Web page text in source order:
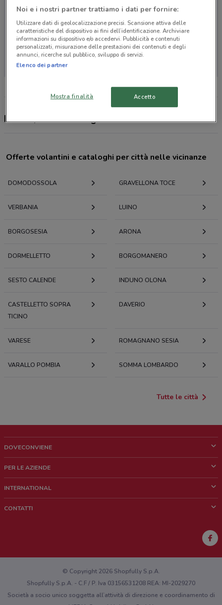
Non ci sono negozi nelle vicinanze
Notino, offerte e negozi
Offerte volantini e cataloghi per città nelle vicinanze
DOMODOSSOLA GRAVELLONA TOCE
VERBANIA LUINO
BORGOSESIA ARONA
DORMELLETTO BORGOMANERO
SESTO CALENDE INDUNO OLONA
CASTELLETTO SOPRA
TICINO
DAVERIO
VARESE ROMAGNANO SESIA
VARALLO POMBIA SOMMA LOMBARDO
Tutte le città
DOVECONVIENE
Chi siamo
Lavora con noi
PER LE AZIENDE
Richieste commerciali e marketing
INTERNATIONAL
CONTATTI
Hai un malfunzionamento sul web o sull'app?
© Copyright 2026 Shopfully S.p.A.
Shopfully S.p.A. - C.F / P. Iva 03156531208 REA: MI-2029270
Società a socio unico soggetta all’attività di direzione e coordinamento di
Noi e i nostri partner trattiamo i dati per fornire:
Utilizzare dati di geolocalizzazione precisi. Scansione attiva delle
caratteristiche del dispositivo ai fini dell’identificazione. Archiviare
informazioni su dispositivo e/o accedervi. Pubblicità e contenuti
personalizzati, misurazione delle prestazioni dei contenuti e degli
annunci, ricerche sul pubblico, sviluppo di servizi.
Elenco dei partner
Mostra finalità Accetto